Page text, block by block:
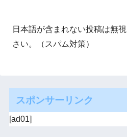
日本語が含まれない投稿は無
さい。（スパム対策）
スポンサーリンク
[ad01]